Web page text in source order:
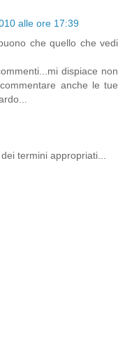
alle ore 17:39
che quello che vedi
dispiace non
anche le tue
termini appropriati...